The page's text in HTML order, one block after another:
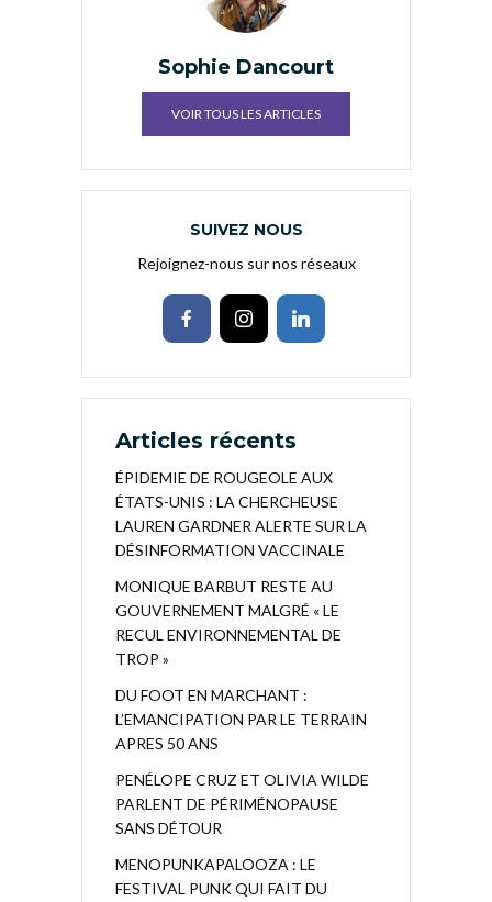
Sophie Dancourt
VOIR TOUS LES ARTICLES
SUIVEZ NOUS
Rejoignez-nous sur nos réseaux
Articles récents
ÉPIDEMIE DE ROUGEOLE AUX
ÉTATS-UNIS : LA CHERCHEUSE
LAUREN GARDNER ALERTE SUR LA
DÉSINFORMATION VACCINALE
MONIQUE BARBUT RESTE AU
GOUVERNEMENT MALGRÉ « LE
RECUL ENVIRONNEMENTAL DE
TROP »
DU FOOT EN MARCHANT :
L’EMANCIPATION PAR LE TERRAIN
APRES 50 ANS
PENÉLOPE CRUZ ET OLIVIA WILDE
PARLENT DE PÉRIMÉNOPAUSE
SANS DÉTOUR
MENOPUNKAPALOOZA : LE
FESTIVAL PUNK QUI FAIT DU